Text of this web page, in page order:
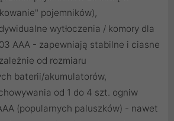
pojemników),
wytłoczenia / komory dla
AAA - zapewniają stabilne i ciasne
od rozmiaru
baterii/akumulatorów,
od 1 do 4 szt. ogniw
(popularnych paluszków) - nawet